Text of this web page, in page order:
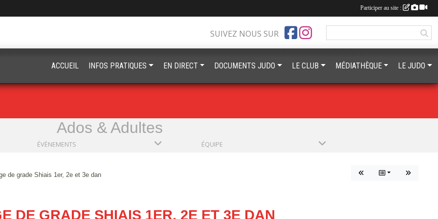
Ados & Adultes
ÉVÈNEMENTS ÉQUIPE
de grade Shiais 1er, 2e et 3e dan
DE GRADE SHIAIS 1ER, 2E ET 3E DAN
SUIVEZ NOUS SUR
ACCUEIL INFOS PRATIQUES EN DIRECT DOCUMENTS JUDO LE CLUB MÉDIATHÈQUE LE JUDO
Participer au site :